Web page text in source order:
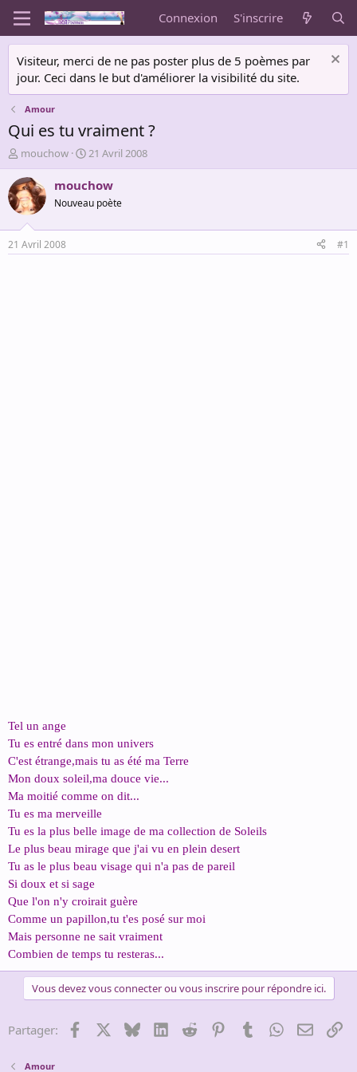
Connexion S'inscrire
Visiteur, merci de ne pas poster plus de 5 poèmes par
jour. Ceci dans le but d'améliorer la visibilité du site.
Amour
Qui es tu vraiment ?
A
u
t
e
u
r
d
e
mouchow
D
a
t
d
é
21 Avril 2008
mouchow
Nouveau poète
21 Avril 2008 #1
Tel un ange
Tu es entré dans mon univers
C'est étrange,mais tu as été ma Terre
Mon doux soleil,ma douce vie...
Ma moitié comme on dit...
Tu es ma merveille
Tu es la plus belle image de ma collection de Soleils
Le plus beau mirage que j'ai vu en plein desert
Tu as le plus beau visage qui n'a pas de pareil
Si doux et si sage
Que l'on n'y croirait guère
Comme un papillon,tu t'es posé sur moi
Mais personne ne sait vraiment
Combien de temps tu resteras...
Vous devez vous connecter ou vous inscrire pour répondre ici.
Partager: Facebook BlueskyLinkedInReddit PinterestTumblrWhatsApp
Email
Amour